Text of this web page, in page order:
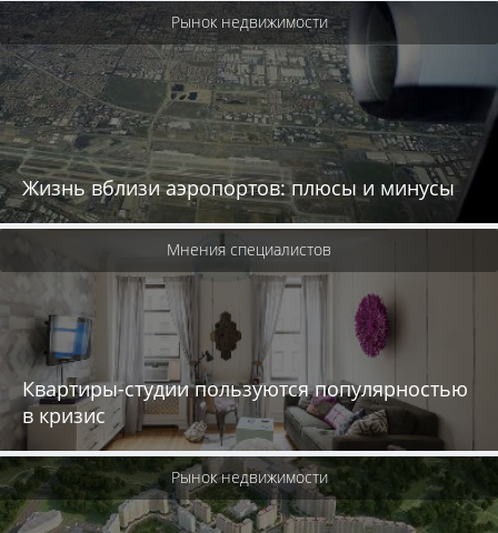
Рынок недвижимости
Жизнь вблизи аэропортов: плюсы и минусы
Мнения специалистов
Квартиры-студии пользуются популярностью
в кризис
Рынок недвижимости